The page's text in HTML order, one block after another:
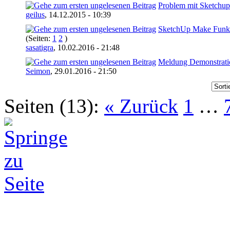
Problem mit
geilus, 14.12.2015 - 10:39
SketchUp Make
(Seiten: 1 2 )
sasatigra, 10.02.2016 - 21:48
Meldung
Seimon, 29.01.2016 - 21:50
Seiten (13): « Zurück 1 …